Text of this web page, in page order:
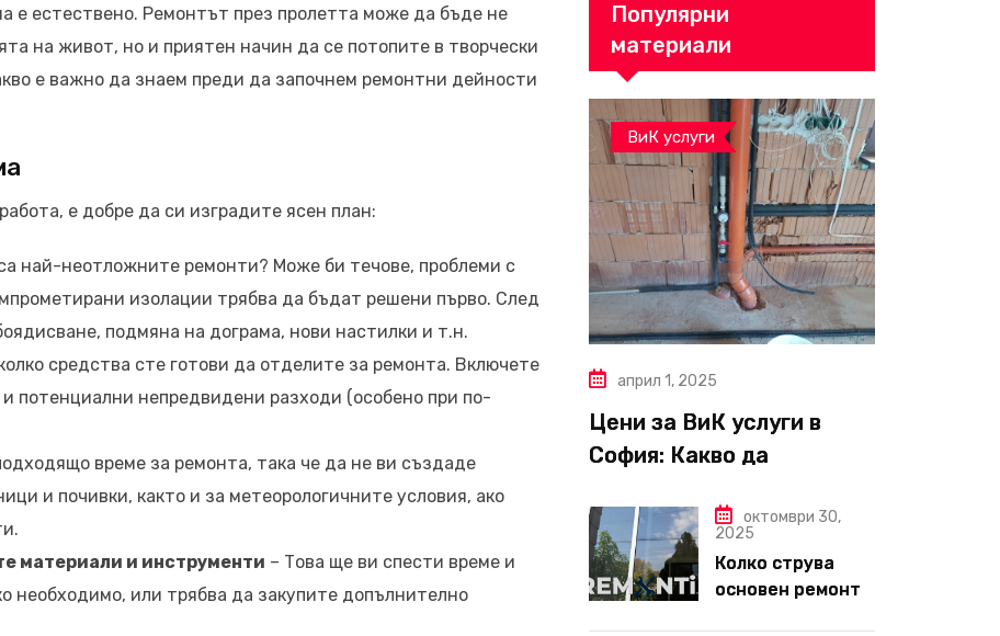
е естествено. Ремонтът през пролетта може да бъде не
на живот, но и приятен начин да се потопите в творчески
е важно да знаем преди да започнем ремонтни дейности
е добре да си изградите ясен план:
най-неотложните ремонти? Може би течове, проблеми с
изолации трябва да бъдат решени първо. След
подмяна на дограма, нови настилки и т.н.
средства сте готови да отделите за ремонта. Включете
потенциални непредвидени разходи (особено при по-
време за ремонта, така че да не ви създаде
и почивки, както и за метеорологичните условия, ако
материали и инструменти – Това ще ви спести време и
необходимо, или трябва да закупите допълнително
Популярни
материали
ВиК услуги
април 1, 2025
Цени за ВиК услуги в
София: Какво да
октомври 30,
2025
Колко струва
основен ремонт